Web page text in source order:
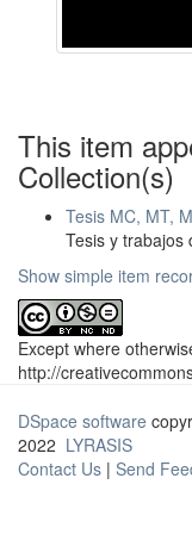
This item
Collection(s)
Tesis MC, MT,
Tesis y trabajos
Show simple item
Except where
http://
DSpace software
2022 LYRASIS
Contact Us | Send